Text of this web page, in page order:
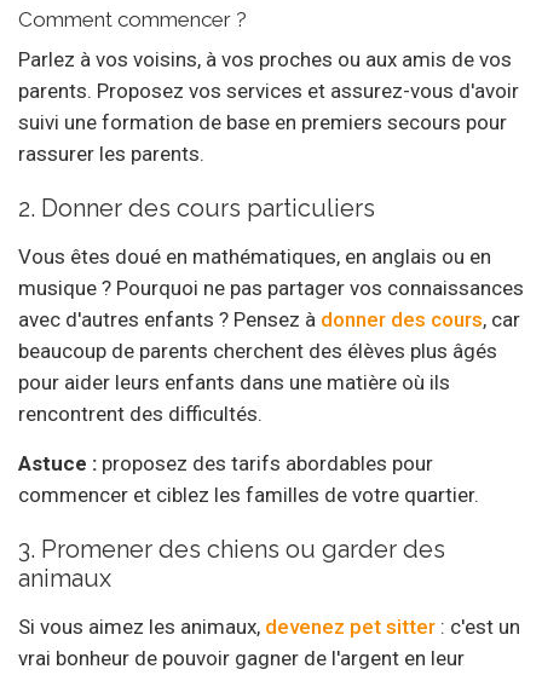
Comment commencer ?
Parlez à vos voisins, à vos proches ou aux amis de vos
parents. Proposez vos services et assurez-vous d'avoir
suivi une formation de base en premiers secours pour
rassurer les parents.
2. Donner des cours particuliers
Vous êtes doué en mathématiques, en anglais ou en
musique ? Pourquoi ne pas partager vos connaissances
avec d'autres enfants ? Pensez à donner des cours, car
beaucoup de parents cherchent des élèves plus âgés
pour aider leurs enfants dans une matière où ils
rencontrent des difficultés.
Astuce : proposez des tarifs abordables pour
commencer et ciblez les familles de votre quartier.
3. Promener des chiens ou garder des
animaux
Si vous aimez les animaux, devenez pet sitter : c'est un
vrai bonheur de pouvoir gagner de l'argent en leur